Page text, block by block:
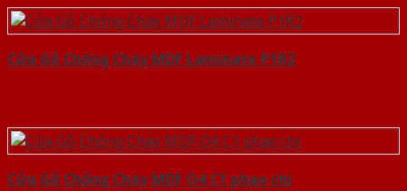
Cửa Gỗ Chống Cháy MDF Laminate P1R2
Cửa Gỗ Chống Cháy MDF O4 C1 phao chi